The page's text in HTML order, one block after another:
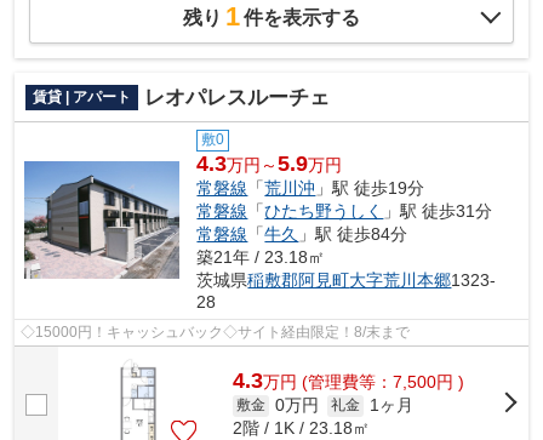
残り 1件を表示する
賃貸 | アパート レオパレスルーチェ
敷0
4.3万円～5.9万円
常磐線 「荒川沖 」駅 徒歩19分
常磐線 「ひたち野うしく
」駅 徒歩31分
常磐線 「牛久 」駅 徒歩84分
築21年 / 23.18㎡
茨城県稲敷郡阿見町大字荒川本郷1323-
28
◇15000円！キャッシュバック◇サイト経由限定！8/末まで
4.3万円 (管理費等：7,500円 )
敷金 0万円 礼金
1ヶ月
2階 / 1K / 23.18㎡